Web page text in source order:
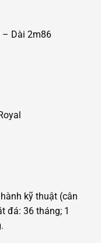
– Dài 2m86
kỹ thuật (cân
đá: 36 tháng; 1